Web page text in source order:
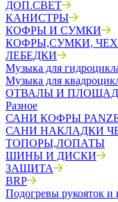
ДОП.СВЕТ
КАНИСТРЫ
КОФРЫ И СУМКИ
КОФРЫ,СУМКИ,
ЛЕБЕДКИ
Музыка для
Музыка для
ОТВАЛЫ И
Разное
САНИ КОФРЫ
САНИ НАКЛАДКИ
ТОПОРЫ,ЛОПАТЫ
ШИНЫ И ДИСКИ
ЗАЩИТА
BRP
Подогревы рукояток и